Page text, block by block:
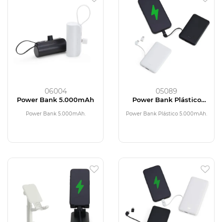
06004
Power Bank 5.000mAh
Power Bank 5.000mAh.
05089
Power Bank Plástico
Power Bank Plástico 5.000mAh.